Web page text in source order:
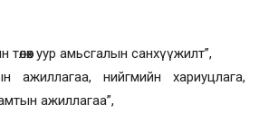
төлөөх уур амьсгалын санхүүжилт”,
ажиллагаа, нийгмийн хариуцлага,
ажиллагаа”,